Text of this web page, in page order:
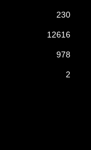
230
12616
978
2